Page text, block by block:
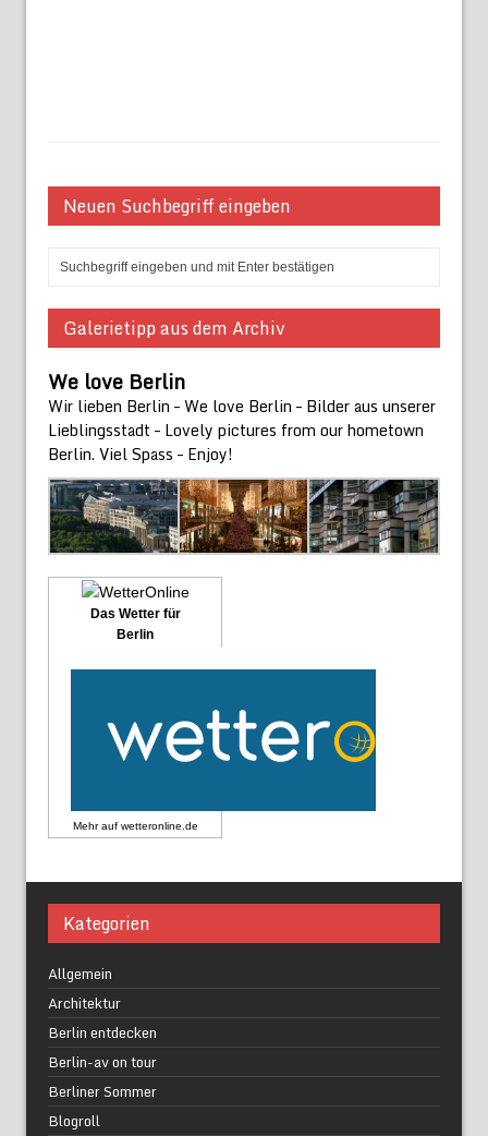
Neuen Suchbegriff eingeben
Galerietipp aus dem Archiv
We love Berlin
Wir lieben Berlin – We love Berlin – Bilder aus unserer
Lieblingsstadt – Lovely pictures from our hometown
Berlin. Viel Spass – Enjoy!
Das Wetter für
Berlin
Mehr auf wetteronline.de
Kategorien
Allgemein
Architektur
Berlin entdecken
Berlin-av on tour
Berliner Sommer
Blogroll